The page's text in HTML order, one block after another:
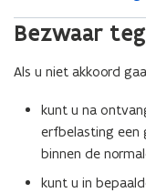
Bezwaar
Als u niet akkoord
kunt u na
erfbelasting een
binnen de
kunt u in